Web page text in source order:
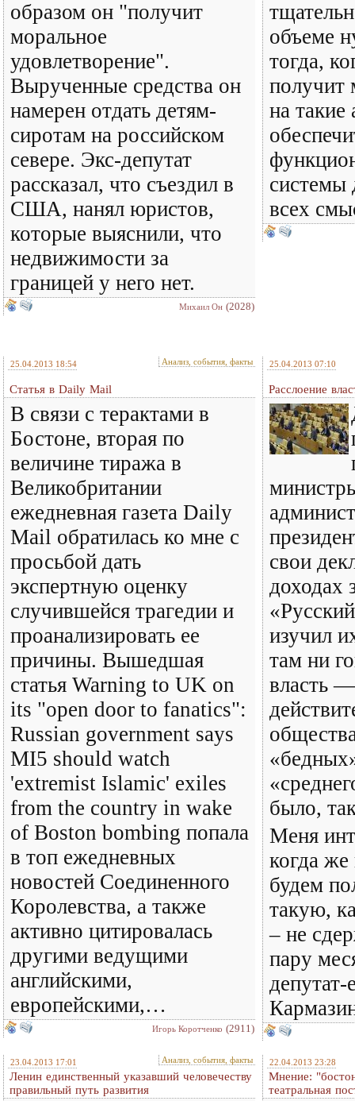
образом он "получит
моральное
удовлетворение".
Вырученные средства он
намерен отдать детям-
сиротам на российском
севере. Экс-депутат
рассказал, что съездил в
США, нанял юристов,
которые выяснили, что
недвижимости за
границей у него нет.
Михаил Он (2028)
объеме
тогда,
получит
на
системы
всех
25.04.2013 18:54 Анализ, события, факты
Статья в Daily Mail
В связи с терактами в
Бостоне, вторая по
величине тиража в
Великобритании
ежедневная газета Daily
Mail обратилась ко мне с
просьбой дать
экспертную оценку
случившейся трагедии и
проанализировать ее
причины. Вышедшая
статья Warning to UK on
its "open door to fanatics":
Russian government says
MI5 should watch
'extremist Islamic' exiles
from the country in wake
of Boston bombing попала
в топ ежедневных
новостей Соединенного
Королевства, а также
активно цитировалась
другими ведущими
английскими,
европейскими,…
Игорь Коротченко (2911)
25.04.2013 07:10
Расслоение
свои
доходах
изучил
там ни
власть
было,
Меня
когда
будем
такую,
– не
пару
23.04.2013 17:01 Анализ, события, факты
Ленин единственный указавший человечеству
правильный путь развития
22.04.2013 23:28
Мнение:
театральная